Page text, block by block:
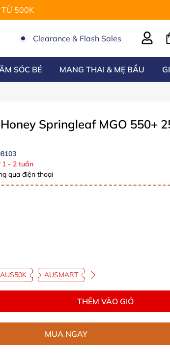
TỪ 500K
Clearance & Flash Sales
SÓC BÉ MANG THAI & MẸ BẦU
Springleaf MGO 550+
- 2 tuần
qua điện thoại
AUS50K AUSMART
THÊM VÀO GIỎ
MUA NGAY